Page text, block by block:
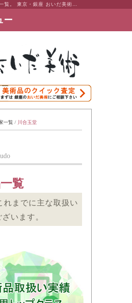
ー
の販売と買取 | 東京・銀座 おいだ美術
一覧 / 川合玉堂
覧
れまでに主な取扱い
います。